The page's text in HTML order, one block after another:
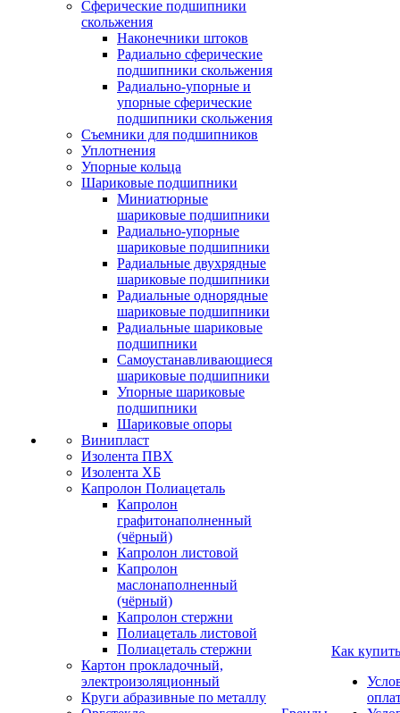
Сферические подшипники
скольжения
Наконечники штоков
Радиально сферические
подшипники скольжения
Радиально-упорные и
упорные сферические
подшипники скольжения
Съемники для подшипников
Уплотнения
Упорные кольца
Шариковые подшипники
Миниатюрные
шариковые подшипники
Радиально-упорные
шариковые подшипники
Радиальные двухрядные
шариковые подшипники
Радиальные однорядные
шариковые подшипники
Радиальные шариковые
подшипники
Самоустанавливающиеся
шариковые подшипники
Упорные шариковые
подшипники
Шариковые опоры
Винипласт
Изолента ПВХ
Изолента ХБ
Капролон Полиацеталь
Капролон
графитонаполненный
(чёрный)
Капролон листовой
Капролон
маслонаполненный
(чёрный)
Капролон стержни
Полиацеталь листовой
Полиацеталь стержни
Картон прокладочный,
электроизоляционный
Круги абразивные по металлу
Как купить